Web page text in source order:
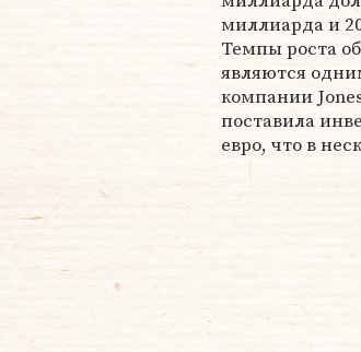
миллиарда и
Темпы роста
являются
компании
поставила
евро, что в